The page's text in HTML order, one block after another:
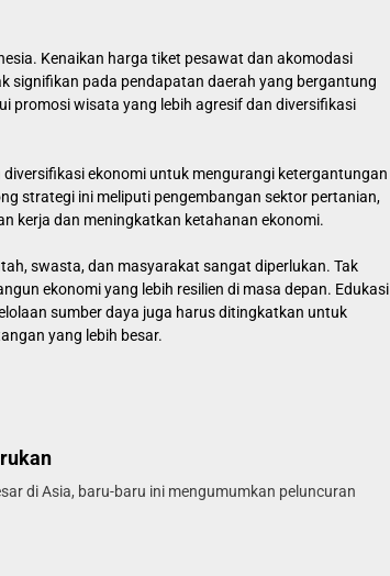
Kenaikan harga tiket pesawat dan akomodasi
signifikan pada pendapatan daerah yang bergantung
promosi wisata yang lebih agresif dan diversifikasi
ekonomi untuk mengurangi ketergantungan
strategi ini meliputi pengembangan sektor pertanian,
kerja dan meningkatkan ketahanan ekonomi.
swasta, dan masyarakat sangat diperlukan. Tak
ekonomi yang lebih resilien di masa depan. Edukasi
sumber daya juga harus ditingkatkan untuk
yang lebih besar.
di Asia, baru-baru ini mengumumkan peluncuran